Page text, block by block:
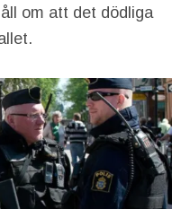
om att det dödliga